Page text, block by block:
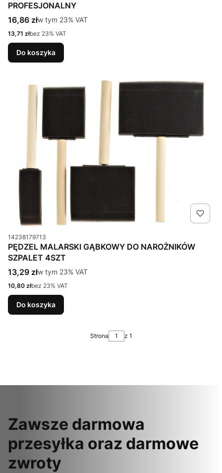
PROFESJONALNY
Cena brutto
16,86 złw tym %s VAT
w tym 23% VAT
Cena netto
13,71 złbez 23% VAT
Do koszyka
Kod produktu
14238179713
PĘDZEL MALARSKI GĄBKOWY DO NAROŻNIKÓW
SZPALET 4SZT
Cena brutto
13,29 złw tym %s VAT
w tym 23% VAT
Cena netto
10,80 złbez 23% VAT
Do koszyka
Strona z 1
Zawsze darmowa
przesyłka oraz darmowe
zwroty